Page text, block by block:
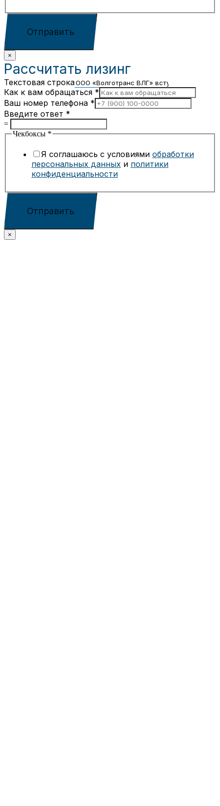
Отправить
×
Рассчитать лизинг
Текстовая строка
Как к вам обращаться *
Ваш номер телефона *
Введите ответ *
=
Чекбоксы *
Я соглашаюсь с условиями обработки
персональных данных и политики
конфиденциальности
Отправить
×